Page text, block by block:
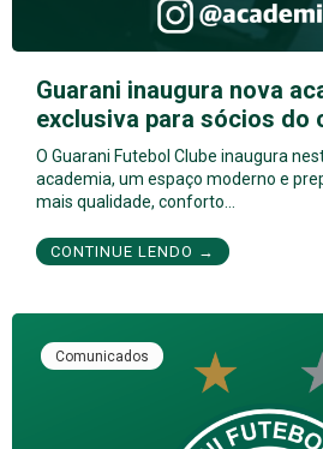
Guarani inaugura nova
exclusiva para sócios do
O Guarani Futebol Clube inaugura
academia, um espaço moderno e
mais qualidade, conforto…
CONTINUE LENDO →
Comunicados